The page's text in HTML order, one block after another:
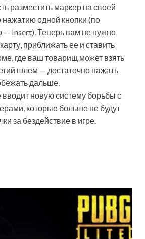
разместить маркер на своей
нажатию одной кнопки (по
Insert). Теперь вам не нужно
приближать ее и ставить
где ваш товарищ может взять
шлем — достаточно нажать
дальше.
вводит новую систему борьбы с
которые больше не будут
за бездействие в игре.